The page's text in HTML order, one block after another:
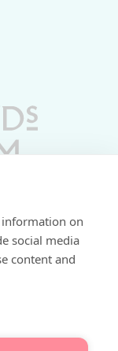
information on
social media
content and